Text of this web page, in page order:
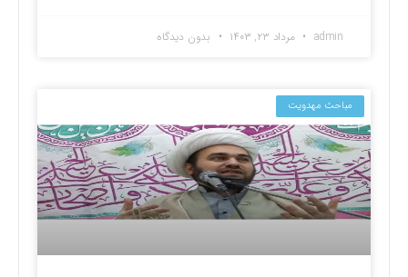
admin مرداد ۲۳, ۱۴۰۳ بدون دیدگاه
مباحث مهدویت